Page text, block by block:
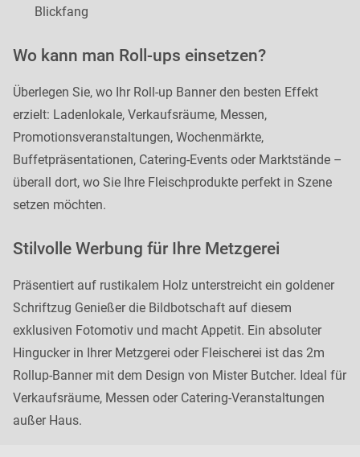
Blickfang
Wo kann man Roll-ups einsetzen?
Überlegen Sie, wo Ihr Roll-up Banner den besten Effekt
erzielt: Ladenlokale, Verkaufsräume, Messen,
Promotionsveranstaltungen, Wochenmärkte,
Buffetpräsentationen, Catering-Events oder Marktstände –
überall dort, wo Sie Ihre Fleischprodukte perfekt in Szene
setzen möchten.
Stilvolle Werbung für Ihre Metzgerei
Präsentiert auf rustikalem Holz unterstreicht ein goldener
Schriftzug Genießer die Bildbotschaft auf diesem
exklusiven Fotomotiv und macht Appetit. Ein absoluter
Hingucker in Ihrer Metzgerei oder Fleischerei ist das 2m
Rollup-Banner mit dem Design von Mister Butcher. Ideal für
Verkaufsräume, Messen oder Catering-Veranstaltungen
außer Haus.